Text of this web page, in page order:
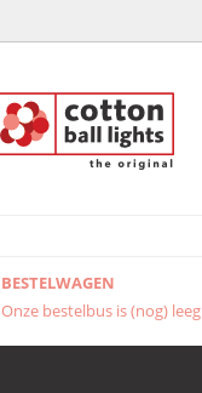
BESTELWAGEN
Onze bestelbus is (nog) leeg